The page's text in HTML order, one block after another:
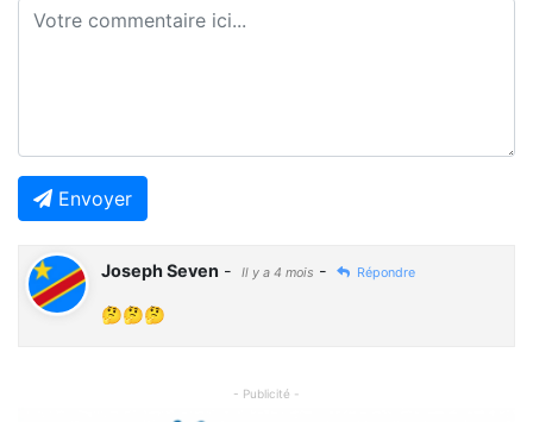
Envoyer
Joseph Seven - Il y a 4 mois - Répondre
🤔🤔🤔
- Publicité -